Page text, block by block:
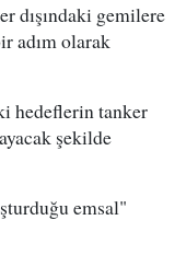
dışındaki gemilere
adım olarak
hedeflerin tanker
şekilde
emsal"